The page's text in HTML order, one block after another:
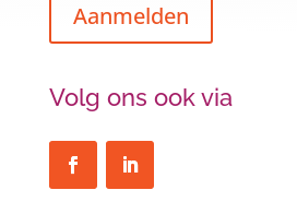
Aanmelden
Volg ons ook via